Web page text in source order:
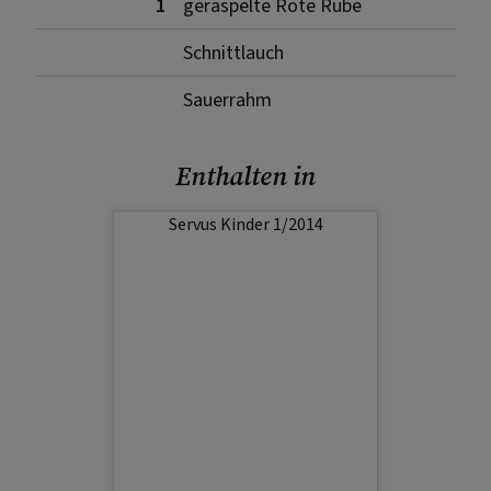
1
geraspelte Rote Rübe
Schnittlauch
Sauerrahm
Enthalten in
Servus Kinder 1/2014